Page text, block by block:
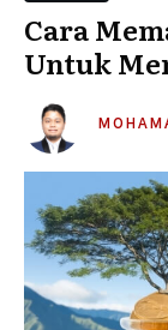
Cara
Untuk